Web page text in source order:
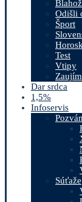
Odišli
Šport
Test
Vtipy
Dar srdca
1,5%
Infoservis
Súťaže